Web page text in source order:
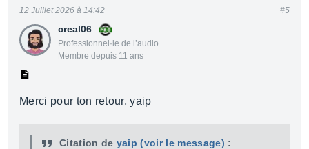
creal06
Professionnel·le de l’audio
Membre depuis 11 ans
12 Juillet 2026 à 14:42 #5
Merci pour ton retour, yaip
Citation de yaip (voir le message) :